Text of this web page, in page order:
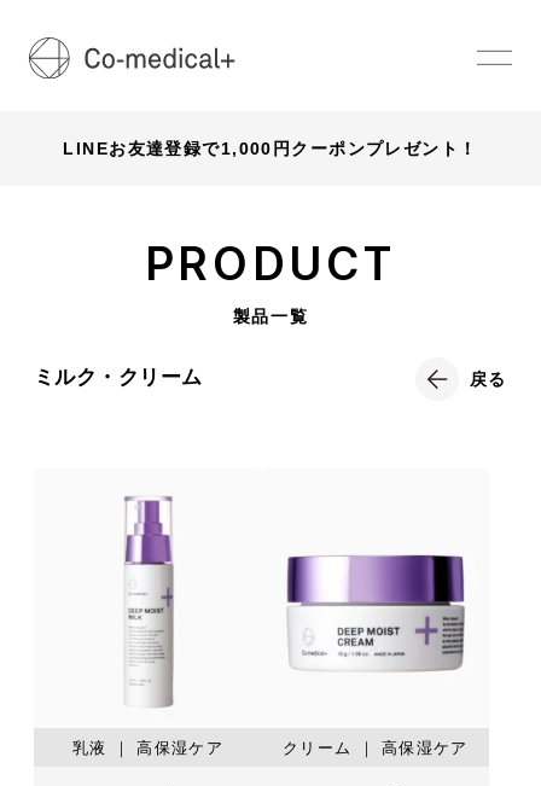
LINEお友達登録で1,000円クーポンプレゼント！
PRODUCT
製品一覧
戻る
ミルク・クリーム
乳液 ｜ 高保湿ケア クリーム ｜ 高保湿ケア